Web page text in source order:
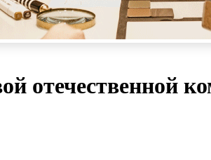
отечественной